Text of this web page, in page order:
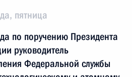
пятница
по поручению Президента
руководитель
Федеральной службы